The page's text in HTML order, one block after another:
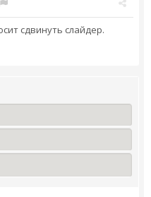
сдвинуть слайдер.